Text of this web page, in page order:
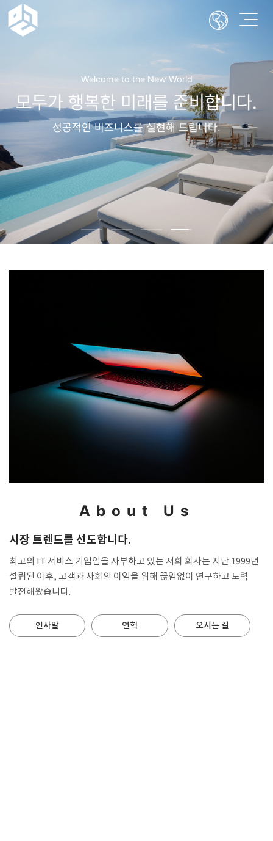
About Us
시장 트렌드를 선도합니다.
최고의 IT 서비스 기업임을 자부하고 있는 저희 회사는 지난 1999년
설립된 이후, 고객과 사회의 이익을 위해 끊임없이 연구하고 노력
발전해왔습니다.
인사말 연혁 오시는 길